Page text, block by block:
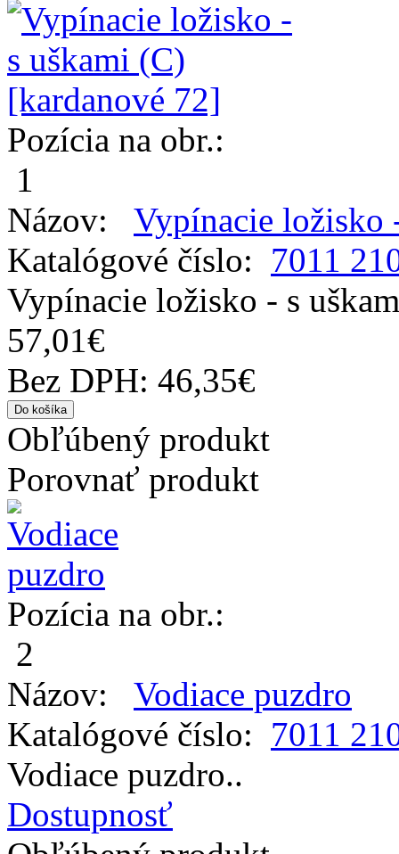
Pozícia na obr.:
1
Názov: Vypínacie ložisko
Katalógové číslo: 7011
Vypínacie ložisko - s
57,01€
Bez DPH: 46,35€
Obľúbený produkt
Porovnať produkt
Pozícia na obr.:
2
Názov: Vodiace puzdro
Katalógové číslo: 7011
Vodiace puzdro..
Dostupnosť